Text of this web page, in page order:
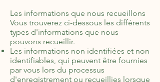
Les informations que nous recueillons
Vous trouverez ci-dessous les différents
types d'informations que nous
pouvons recueillir.
Les informations non identifiées et non
identifiables, qui peuvent être fournies
par vous lors du processus
d'enregistrement ou recueillies lorsque